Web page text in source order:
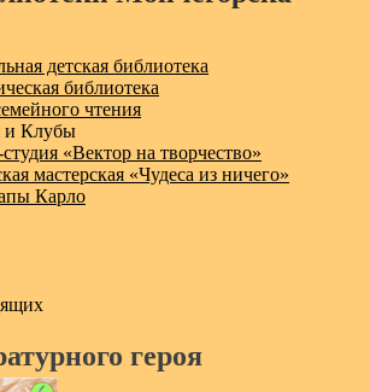
детская библиотека
библиотека
чтения
и Клубы
«Вектор на творчество»
мастерская «Чудеса из ничего»
Карло
героя